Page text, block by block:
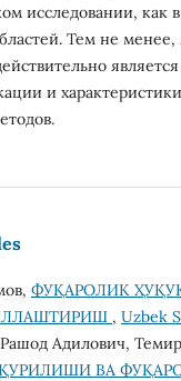
исследовании, как
Тем не
и
ФУҚАРОЛИК
, Uzbek
Адилович,
ВА